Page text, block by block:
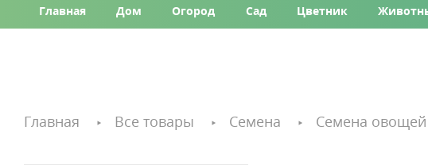
Главная Дом Огород Сад Цветник
Главная Все товары Семена Семена овощей